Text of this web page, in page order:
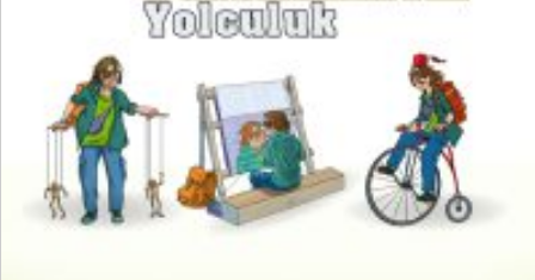
₺250,00 ₺187,50